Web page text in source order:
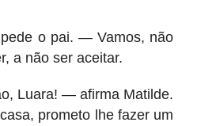
o pai. — Vamos, não
a não ser aceitar.
Luara! — afirma Matilde.
prometo lhe fazer um